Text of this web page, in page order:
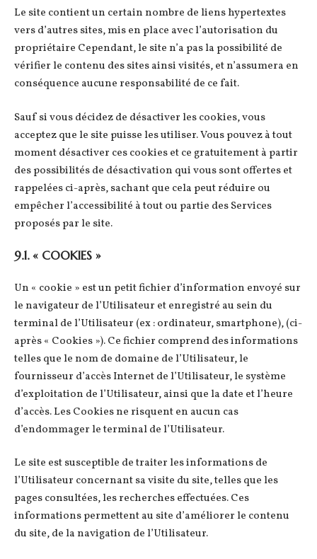
Le site contient un certain nombre de liens hypertextes
vers d’autres sites, mis en place avec l’autorisation du
propriétaire Cependant, le site n’a pas la possibilité de
vérifier le contenu des sites ainsi visités, et n’assumera en
conséquence aucune responsabilité de ce fait.
Sauf si vous décidez de désactiver les cookies, vous
acceptez que le site puisse les utiliser. Vous pouvez à tout
moment désactiver ces cookies et ce gratuitement à partir
des possibilités de désactivation qui vous sont offertes et
rappelées ci-après, sachant que cela peut réduire ou
empêcher l’accessibilité à tout ou partie des Services
proposés par le site.
9.1. « COOKIES »
Un « cookie » est un petit fichier d’information envoyé sur
le navigateur de l’Utilisateur et enregistré au sein du
terminal de l’Utilisateur (ex : ordinateur, smartphone), (ci-
après « Cookies »). Ce fichier comprend des informations
telles que le nom de domaine de l’Utilisateur, le
fournisseur d’accès Internet de l’Utilisateur, le système
d’exploitation de l’Utilisateur, ainsi que la date et l’heure
d’accès. Les Cookies ne risquent en aucun cas
d’endommager le terminal de l’Utilisateur.
Le site est susceptible de traiter les informations de
l’Utilisateur concernant sa visite du site, telles que les
pages consultées, les recherches effectuées. Ces
informations permettent au site d’améliorer le contenu
du site, de la navigation de l’Utilisateur.